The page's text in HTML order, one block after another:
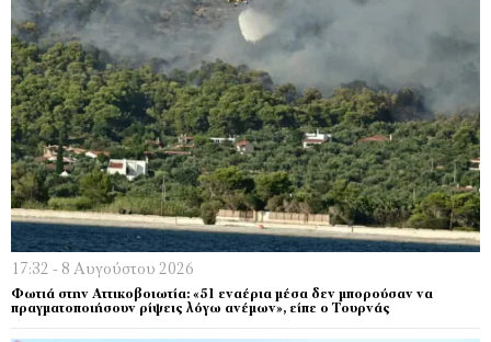
17:32 - 8 Αυγούστου 2026
Φωτιά στην Αττικοβοιωτία: «51 εναέρια μέσα δεν μπορούσαν να
πραγματοποιήσουν ρίψεις λόγω ανέμων», είπε ο Τουρνάς